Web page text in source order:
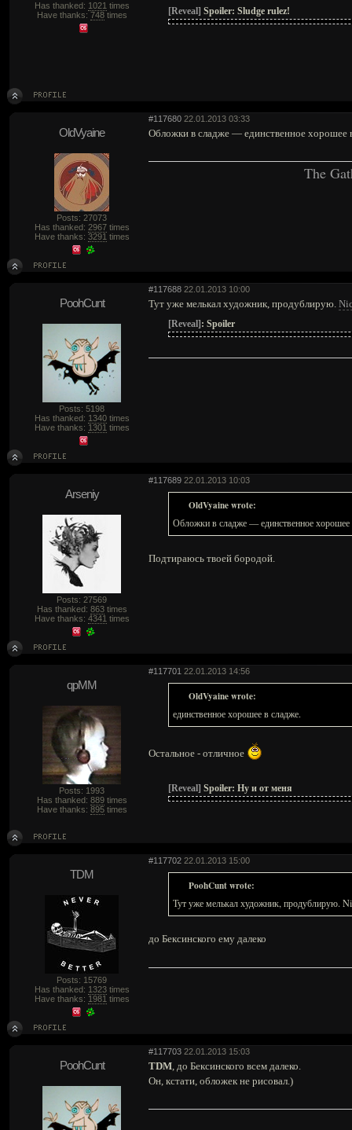
Has thanked: 1021 times
Have thanks: 748times [Reveal] Spoiler: Sludge rulez!
#117680 22.01.2013 03:33
OldVyaine
Posts: 27073
Has thanked: 2967times
Have thanks: 3291 times
Обложки в сладже — единственное хорошее
The
#117688 22.01.2013 10:00
PoohCunt
Posts: 5198
Has thanked: 1340times
Have thanks: 1301 times
Тут уже мелькал художник, продублирую.
[Reveal] : Spoiler
#117689 22.01.2013 10:03
Arseniy
Posts: 27569
Has thanked: 863times
Have thanks: 4341 times
OldVyaine wrote:
Обложки в сладже — единственное хорошее
Подтираюсь твоей бородой.
#117701 22.01.2013 14:56
qpMM
Posts: 1993
Has thanked: 889times
Have thanks: 895times
OldVyaine wrote:
единственное хорошее в сладже.
Остальное - отличное
[Reveal] Spoiler: Ну и от меня
#117702 22.01.2013 15:00
TDM
Posts: 15769
Has thanked: 1323times
Have thanks: 1981 times
PoohCunt wrote:
Тут уже мелькал художник, продублирую.
до Бексинского ему далеко
#117703 22.01.2013 15:03
PoohCunt TDM, до Бексинского всем далеко.
Он, кстати, обложек не рисовал.)